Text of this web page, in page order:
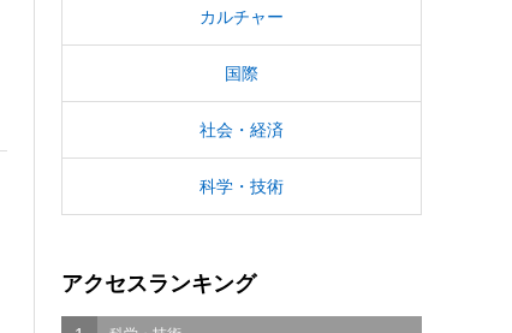
カルチャー
国際
社会・経済
科学・技術
アクセスランキング